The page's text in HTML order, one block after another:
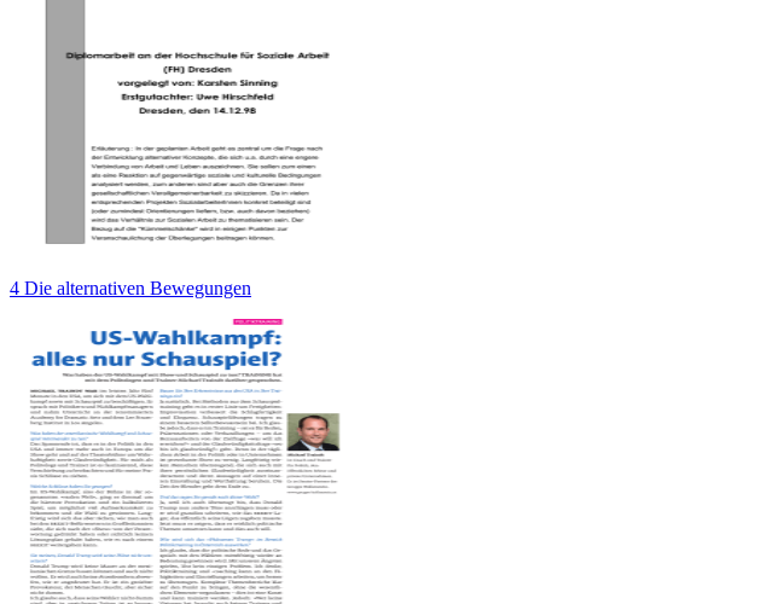
4 Die alternativen Bewegungen